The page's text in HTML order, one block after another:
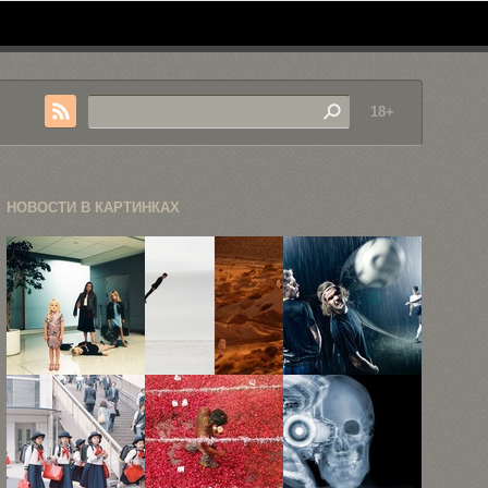
18+
НОВОСТИ В КАРТИНКАХ
Фотограф
Эмма Харди
показала
необычные
...
Вдохновляющие
фотографии
Тайлера
Шилдса
Спортивная
фотография
Вегарда Брая